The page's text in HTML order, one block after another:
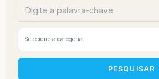
PESQUISAR